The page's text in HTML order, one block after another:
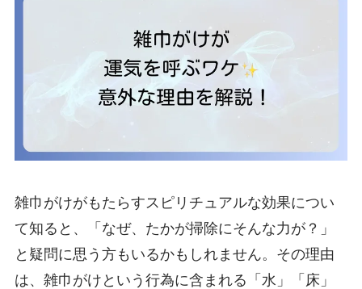
雑巾がけがもたらすスピリチュアルな効果につい
て知ると、「なぜ、たかが掃除にそんな力が？」
と疑問に思う方もいるかもしれません。その理由
は、雑巾がけという行為に含まれる「水」「床」